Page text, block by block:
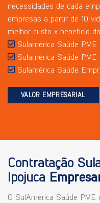
necessidades de cada
empresas a partir de 10
melhor custo x benefício
Sulamérica Saúde
Sulamérica Saúde
Sulamérica Saúde
VALOR EMPRESARIAL
Contratação
Ipojuca
O SulAmérica Saúde